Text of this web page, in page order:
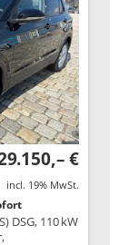
€
incl. 19% MwSt.
DSG, 110 kW